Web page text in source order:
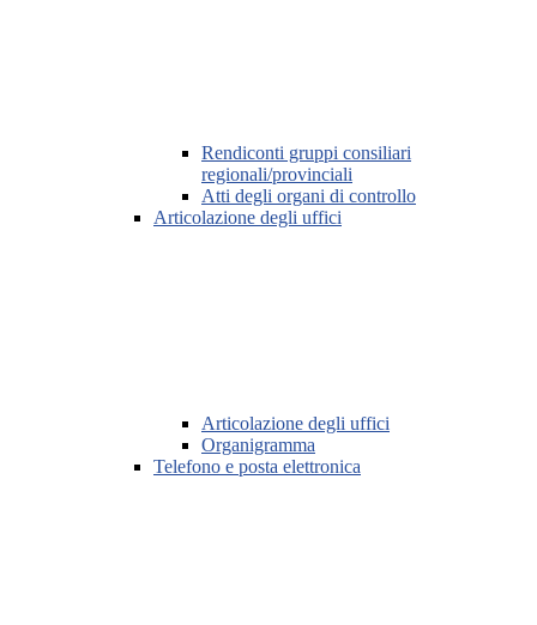
Rendiconti gruppi consiliari
regionali/provinciali
Atti degli organi di controllo
Articolazione degli uffici
Articolazione degli uffici
Organigramma
Telefono e posta elettronica